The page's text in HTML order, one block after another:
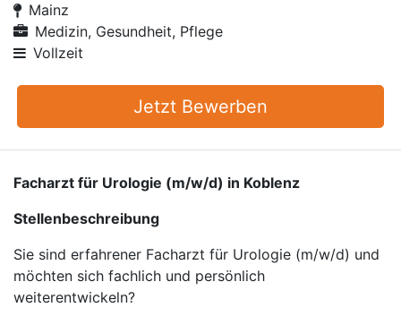
Mainz
Medizin, Gesundheit, Pflege
Vollzeit
Jetzt Bewerben
Facharzt für Urologie (m/w/d) in Koblenz
Stellenbeschreibung
Sie sind erfahrener Facharzt für Urologie (m/w/d) und
möchten sich fachlich und persönlich
weiterentwickeln?